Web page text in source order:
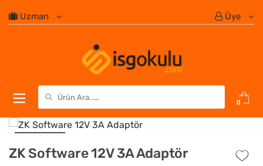
Uzman Üye
Search for:
0
ZK Software 12V 3A Adaptör